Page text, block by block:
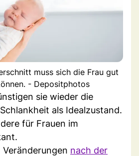
muss sich die Frau gut
- Depositphotos
sie wieder die
als Idealzustand.
für Frauen im
nach der